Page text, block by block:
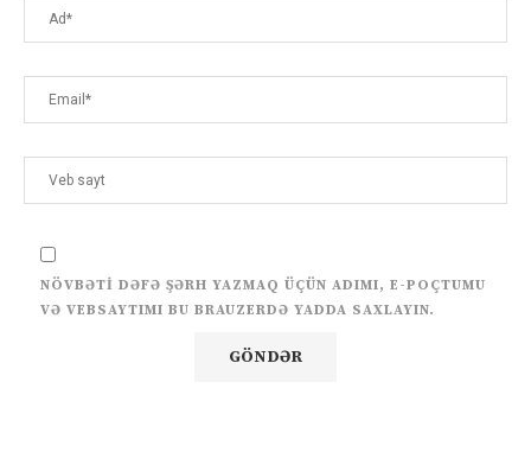
NÖVBƏTI DƏFƏ ŞƏRH YAZMAQ ÜÇÜN ADIMI, E-POÇTUMU
VƏ VEBSAYTIMI BU BRAUZERDƏ YADDA SAXLAYIN.